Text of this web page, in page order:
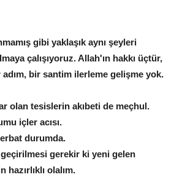
gibi yaklaşık aynı şeyleri
çalışıyoruz. Allah'ın hakkı üçtür,
bir santim ilerleme gelişme yok.
olan tesislerin akıbeti de meçhul.
içler acısı.
durumda.
gerekir ki yeni gelen
olalım.